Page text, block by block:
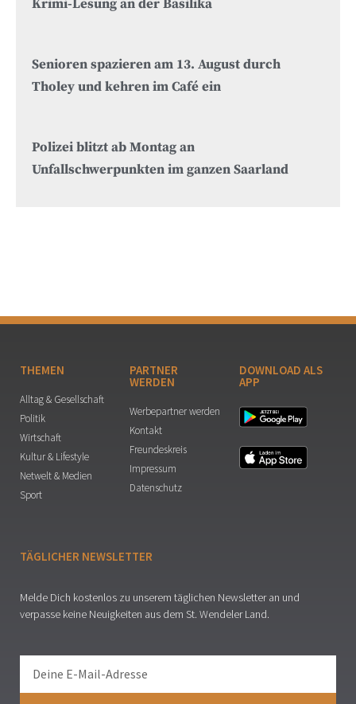
Krimi-Lesung an der Basilika
Senioren spazieren am 13. August durch
Tholey und kehren im Café ein
Polizei blitzt ab Montag an
Unfallschwerpunkten im ganzen Saarland
THEMEN
Alltag & Gesellschaft
Politik
Wirtschaft
Kultur & Lifestyle
Netwelt & Medien
Sport
PARTNER
WERDEN
Werbepartner werden
Kontakt
Freundeskreis
Impressum
Datenschutz
DOWNLOAD ALS
APP
TÄGLICHER NEWSLETTER
Melde Dich kostenlos zu unserem täglichen Newsletter an und
verpasse keine Neuigkeiten aus dem St. Wendeler Land.